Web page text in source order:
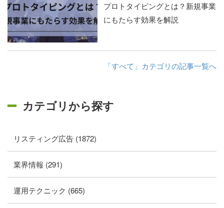
プロトタイピングとは？新規事業
にもたらす効果を解説
「すべて」カテゴリの記事一覧へ
カテゴリから探す
リスティング広告 (1872)
業界情報 (291)
運用テクニック (665)